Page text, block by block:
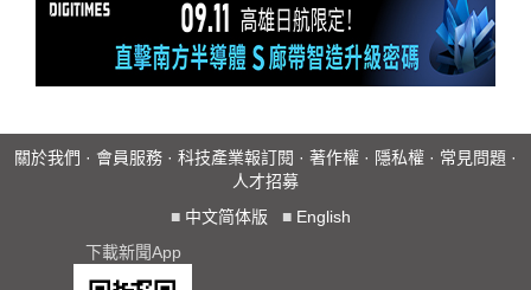
關於我們 · 會員服務 · 科技產業報訂閱 · 著作權 · 隱私權 · 常見問題 ·
人才招募
■ 中文简体版 ■ English
下載新聞App